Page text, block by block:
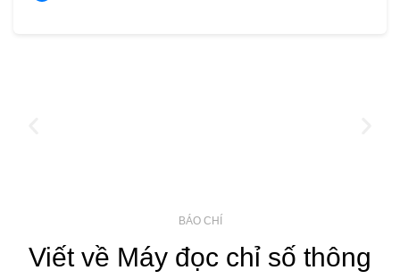
BÁO CHÍ
Viết về Máy đọc chỉ số thông